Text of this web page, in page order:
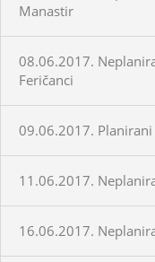
Manastir
08.06.2017.
Feričanci
09.06.2017.
11.06.2017.
16.06.2017.